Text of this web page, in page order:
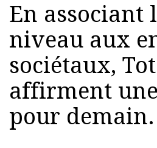
En associant
niveau aux
sociétaux,
affirment
pour demain.